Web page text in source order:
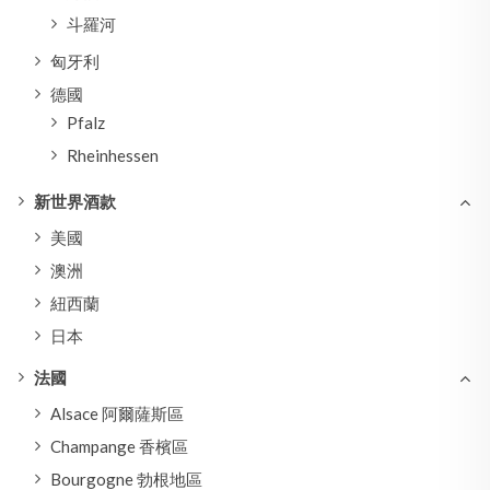
斗羅河
匈牙利
德國
Pfalz
Rheinhessen
新世界酒款
美國
澳洲
紐西蘭
日本
法國
Alsace 阿爾薩斯區
Champange 香檳區
Bourgogne 勃根地區